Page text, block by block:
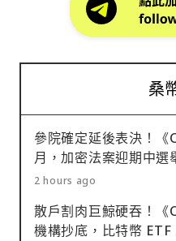
桑
參院確定延後表決！
月，加密法案迎期中選
2 hours ago
散戶割肉巨鯨硬吞！《
機構抄底，比特幣